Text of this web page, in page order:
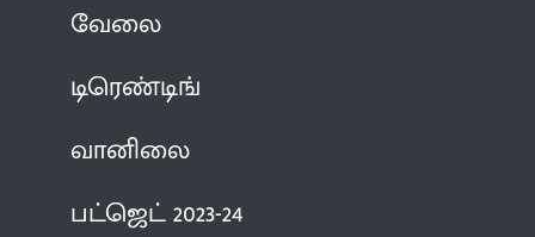
வேலை
டிரெண்டிங்
வானிலை
பட்ஜெட் 2023-24